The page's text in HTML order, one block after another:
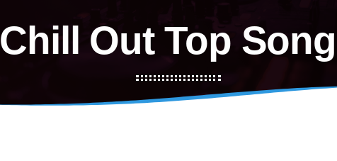
Chill Out Top